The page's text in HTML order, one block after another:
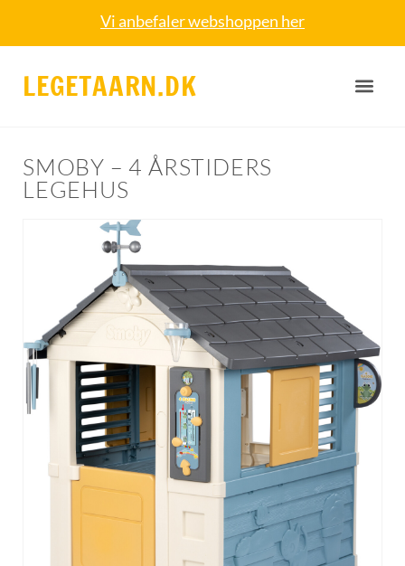
Vi anbefaler webshoppen her
LEGETAARN.DK
SMOBY – 4 ÅRSTIDERS
LEGEHUS